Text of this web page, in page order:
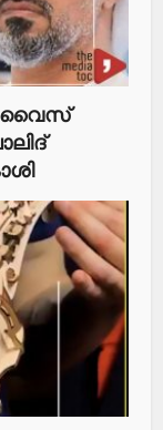
വൈസ്